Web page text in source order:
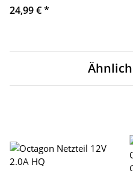
24,99 €*